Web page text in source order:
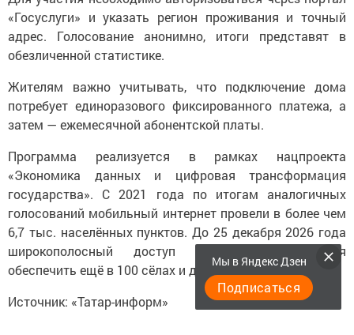
«Госуслуги» и указать регион проживания и точный
адрес. Голосование анонимно, итоги представят в
обезличенной статистике.
Жителям важно учитывать, что подключение дома
потребует единоразового фиксированного платежа, а
затем — ежемесячной абонентской платы.
Программа реализуется в рамках нацпроекта
«Экономика данных и цифровая трансформация
государства». С 2021 года по итогам аналогичных
голосований мобильный интернет провели в более чем
6,7 тыс. населённых пунктов. До 25 декабря 2026 года
широкополосный доступ к сети планируется
обеспечить ещё в 100 сёлах и деревнях.
Источник: «Татар-информ»
Мы в Яндекс Дзен
Подписаться